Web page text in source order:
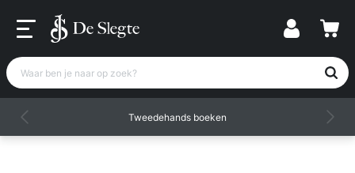
Waar ben je naar op zoek?
Tweedehands boeken